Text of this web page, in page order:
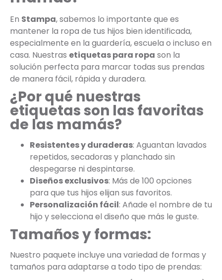
En Stampa, sabemos lo importante que es
mantener la ropa de tus hijos bien identificada,
especialmente en la guardería, escuela o incluso en
casa. Nuestras etiquetas para ropa son la
solución perfecta para marcar todas sus prendas
de manera fácil, rápida y duradera.
¿Por qué nuestras
etiquetas son las favoritas
de las mamás?
Resistentes y duraderas: Aguantan lavados
repetidos, secadoras y planchado sin
despegarse ni despintarse.
Diseños exclusivos: Más de 100 opciones
para que tus hijos elijan sus favoritos.
Personalización fácil: Añade el nombre de tu
hijo y selecciona el diseño que más le guste.
Tamaños y formas:
Nuestro paquete incluye una variedad de formas y
tamaños para adaptarse a todo tipo de prendas: